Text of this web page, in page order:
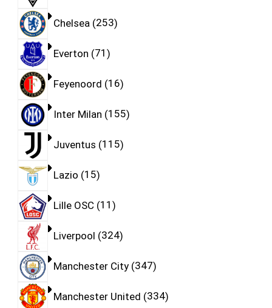
Chelsea 253
Everton 71
Feyenoord 16
Inter Milan 155
Juventus 115
Lazio 15
Lille OSC 11
Liverpool 324
Manchester City 347
Manchester United 334